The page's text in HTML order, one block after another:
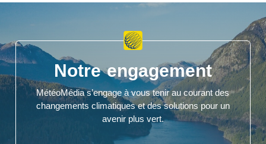
Notre engagement
MétéoMédia s’engage à vous tenir au courant des
changements climatiques et des solutions pour un
avenir plus vert.